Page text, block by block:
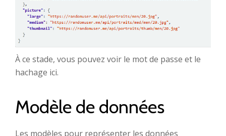
À ce stade, vous pouvez voir le mot de passe et le
hachage ici.
Modèle de données
Les modèles pour représenter les données